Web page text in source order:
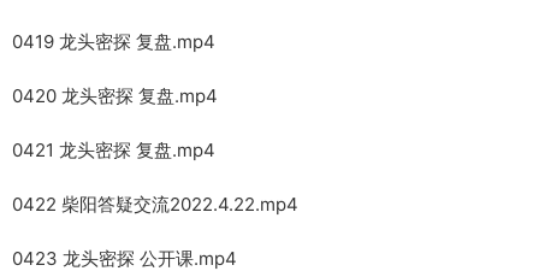
0419 龙头密探 复盘.mp4
0420 龙头密探 复盘.mp4
0421 龙头密探 复盘.mp4
0422 柴阳答疑交流2022.4.22.mp4
0423 龙头密探 公开课.mp4